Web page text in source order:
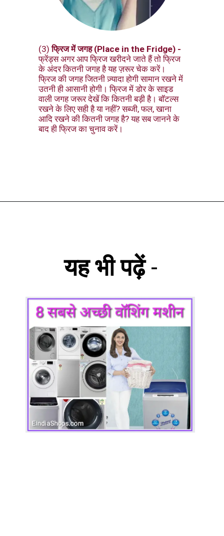
(3)फ्रिज में जगह (Place in the Fridge) -
फ्रेंड्स अगर आप फ्रिज खरीदने जाते हैं तो फ्रिज
के अंदर कितनी जगह है यह ज़रूर चेक करें।
फ्रिज की जगह जितनी ज़्यादा होगी सामान रखने में
उतनी ही आसानी होगी। फ्रिज में डोर के साइड
वाली जगह जरूर देखें कि कितनी बड़ी है। बॉटल्स
रखने के लिए सही है या नहीं? सब्जी, फल, खाना
आदि रखने की कितनी जगह है? यह सब जानने के
बाद ही फ्रिज का चुनाव करें।
यह भी पढ़ें-